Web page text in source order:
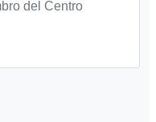
del Centro